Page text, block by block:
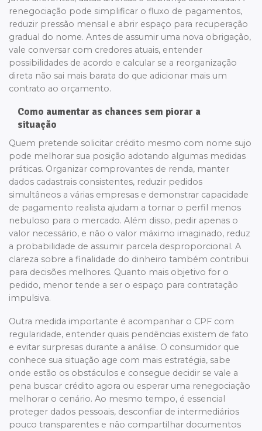
renegociação pode simplificar o fluxo de pagamentos,
reduzir pressão mensal e abrir espaço para recuperação
gradual do nome. Antes de assumir uma nova obrigação,
vale conversar com credores atuais, entender
possibilidades de acordo e calcular se a reorganização
direta não sai mais barata do que adicionar mais um
contrato ao orçamento.
Como aumentar as chances sem piorar a
situação
Quem pretende solicitar crédito mesmo com nome sujo
pode melhorar sua posição adotando algumas medidas
práticas. Organizar comprovantes de renda, manter
dados cadastrais consistentes, reduzir pedidos
simultâneos a várias empresas e demonstrar capacidade
de pagamento realista ajudam a tornar o perfil menos
nebuloso para o mercado. Além disso, pedir apenas o
valor necessário, e não o valor máximo imaginado, reduz
a probabilidade de assumir parcela desproporcional. A
clareza sobre a finalidade do dinheiro também contribui
para decisões melhores. Quanto mais objetivo for o
pedido, menor tende a ser o espaço para contratação
impulsiva.
Outra medida importante é acompanhar o CPF com
regularidade, entender quais pendências existem de fato
e evitar surpresas durante a análise. O consumidor que
conhece sua situação age com mais estratégia, sabe
onde estão os obstáculos e consegue decidir se vale a
pena buscar crédito agora ou esperar uma renegociação
melhorar o cenário. Ao mesmo tempo, é essencial
proteger dados pessoais, desconfiar de intermediários
pouco transparentes e não compartilhar documentos